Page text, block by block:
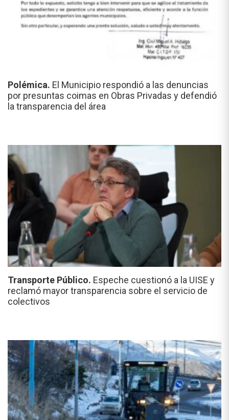
Polémica. El Municipio respondió a las denuncias
por presuntas coimas en Obras Privadas y defendió
la transparencia del área
Transporte Público. Espeche cuestionó a la UISE y
reclamó mayor transparencia sobre el servicio de
colectivos